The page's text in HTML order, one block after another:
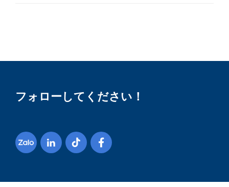
フォローしてください！